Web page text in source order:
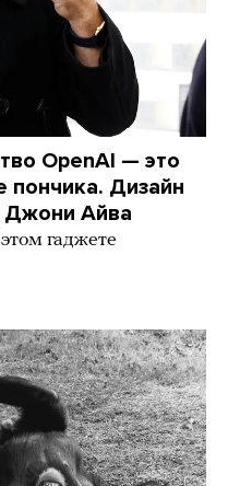
OpenAI — это
пончика. Дизайн
Джони Айва
гаджете